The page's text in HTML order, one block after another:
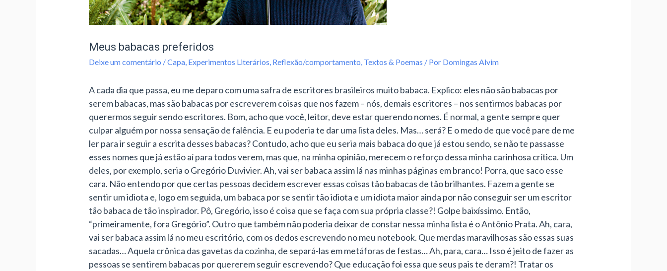
Meus babacas preferidos
Deixe um comentário /Capa, Experimentos Literários, Reflexão/comportamento, Textos & Poemas / Por Domingas Alvim
A cada dia que passa, eu me deparo com uma safra de escritores brasileiros muito babaca. Explico: eles não são babacas por
serem babacas, mas são babacas por escreverem coisas que nos fazem – nós, demais escritores – nos sentirmos babacas por
querermos seguir sendo escritores. Bom, acho que você, leitor, deve estar querendo nomes. É normal, a gente sempre quer
culpar alguém por nossa sensação de falência. E eu poderia te dar uma lista deles. Mas… será? E o medo de que você pare de me
ler para ir seguir a escrita desses babacas? Contudo, acho que eu seria mais babaca do que já estou sendo, se não te passasse
esses nomes que já estão aí para todos verem, mas que, na minha opinião, merecem o reforço dessa minha carinhosa crítica. Um
deles, por exemplo, seria o Gregório Duvivier. Ah, vai ser babaca assim lá nas minhas páginas em branco! Porra, que saco esse
cara. Não entendo por que certas pessoas decidem escrever essas coisas tão babacas de tão brilhantes. Fazem a gente se
sentir um idiota e, logo em seguida, um babaca por se sentir tão idiota e um idiota maior ainda por não conseguir ser um escritor
tão babaca de tão inspirador. Pô, Gregório, isso é coisa que se faça com sua própria classe?! Golpe baixíssimo. Então,
“primeiramente, fora Gregório”. Outro que também não poderia deixar de constar nessa minha lista é o Antônio Prata. Ah, cara,
vai ser babaca assim lá no meu escritório, com os dedos escrevendo no meu notebook. Que merdas maravilhosas são essas suas
sacadas… Aquela crônica das gavetas da cozinha, de separá-las em metáforas de festas… Ah, para, cara… Isso é jeito de fazer as
pessoas se sentirem babacas por quererem seguir escrevendo? Que educação foi essa que seus pais te deram?! Tratar os